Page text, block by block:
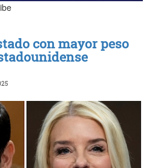
con mayor peso